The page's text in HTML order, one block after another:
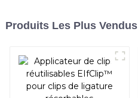
Produits Les Plus Vendus